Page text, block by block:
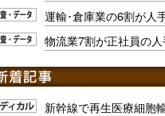
運輸･倉庫業の6割が人
物流業7割が正社員の
新幹線で再生医療細胞